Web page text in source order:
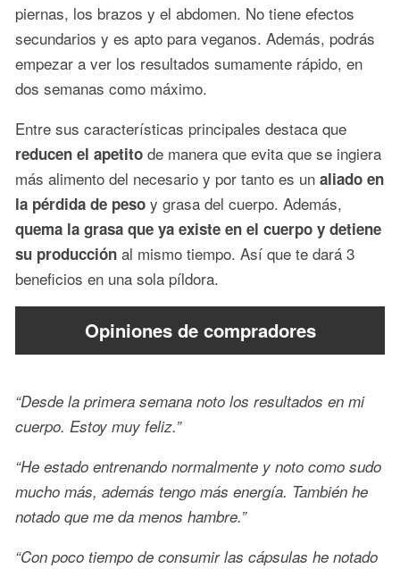
piernas, los brazos y el abdomen. No tiene efectos
secundarios y es apto para veganos. Además, podrás
empezar a ver los resultados sumamente rápido, en
dos semanas como máximo.
Entre sus características principales destaca que
reducen el apetito de manera que evita que se ingiera
más alimento del necesario y por tanto es un aliado en
la pérdida de peso y grasa del cuerpo. Además,
quema la grasa que ya existe en el cuerpo y detiene
su producción al mismo tiempo. Así que te dará 3
beneficios en una sola píldora.
Opiniones de compradores
“Desde la primera semana noto los resultados en mi
cuerpo. Estoy muy feliz.”
“He estado entrenando normalmente y noto como sudo
mucho más, además tengo más energía. También he
notado que me da menos hambre.”
“Con poco tiempo de consumir las cápsulas he notado